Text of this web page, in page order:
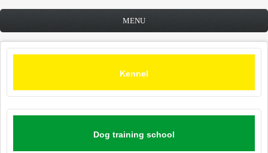
MENU
Kennel
Dog training school